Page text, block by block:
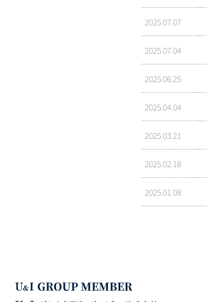
2025.07.07
2025.07.04
2025.06.25
2025.04.04
2025.03.21
2025.02.18
2025.01.08